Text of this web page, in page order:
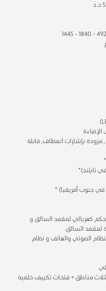
الإضاءة
, مزودة بإشارات انعطاف, قابلة
تايلند)*
كهربائي لمقعد السائق و
لمقعد السائق
الصوتي والهاتف و نظام
مناطق + فتحات تكييف خلفية